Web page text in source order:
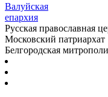
Валуйская
епархия
Русская православная
Московский патриархат
Белгородская